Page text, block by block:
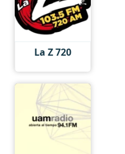
La Z 720